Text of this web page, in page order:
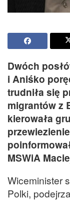
Dwóch
i Aniśko
trudniła się
migrantów z
kierowała
MSWiA
Wiceminister
Polki,